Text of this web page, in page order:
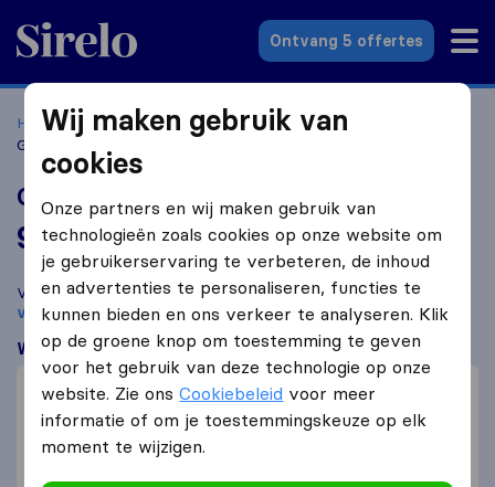
Sirelo.nl
Ontvang 5 offertes
Home Verhuisbedrijven
Verhuisbedrijven Rotterdam
Gosselin Mobility The Netherlands
Gosselin Mobility The Netherlands
9,0 gebaseerd op 11
Sirelo en Google reviews
i
Vergelijk Gosselin Mobility The Netherlands met andere
verhuisbedrijvenuitRotterdam
Wat klanten zeggen
Professioneel (3)
Communicatie (3)
Voorzichtig met meubelen (2)
Wij maken gebruik van
cookies
Onze partners en wij maken gebruik van
technologieën zoals cookies op onze website om
je gebruikerservaring te verbeteren, de inhoud
en advertenties te personaliseren, functies te
kunnen bieden en ons verkeer te analyseren. Klik
op de groene knop om toestemming te geven
voor het gebruik van deze technologie op onze
website. Zie onsCookiebeleid voor meer
informatie of om je toestemmingskeuze op elk
moment te wijzigen.